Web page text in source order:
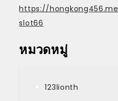
https://hongkong456.me
slot66
หมวดหมู่
123lionth